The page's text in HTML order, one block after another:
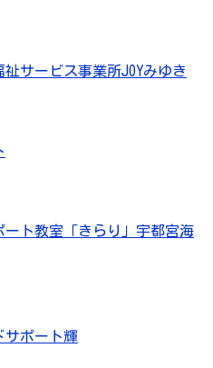
サービス事業所JOYみゆき
ート教室「きらり」宇都宮海
サポート輝